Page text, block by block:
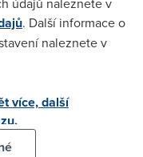
zákona o
všechny
od smlouvy bez
za tyto agresivní
výši
. Další informace o
naleznete v
více, další